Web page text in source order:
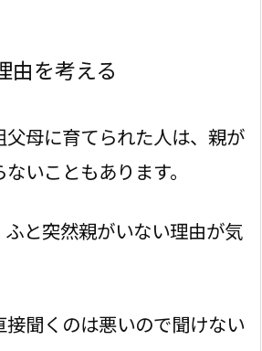
由を考える
母に育てられた人は、親が
いこともあります。
と突然親がいない理由が気
接聞くのは悪いので聞けない